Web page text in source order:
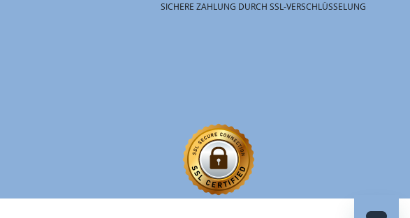
SICHERE ZAHLUNG DURCH SSL-VERSCHLÜSSELUNG